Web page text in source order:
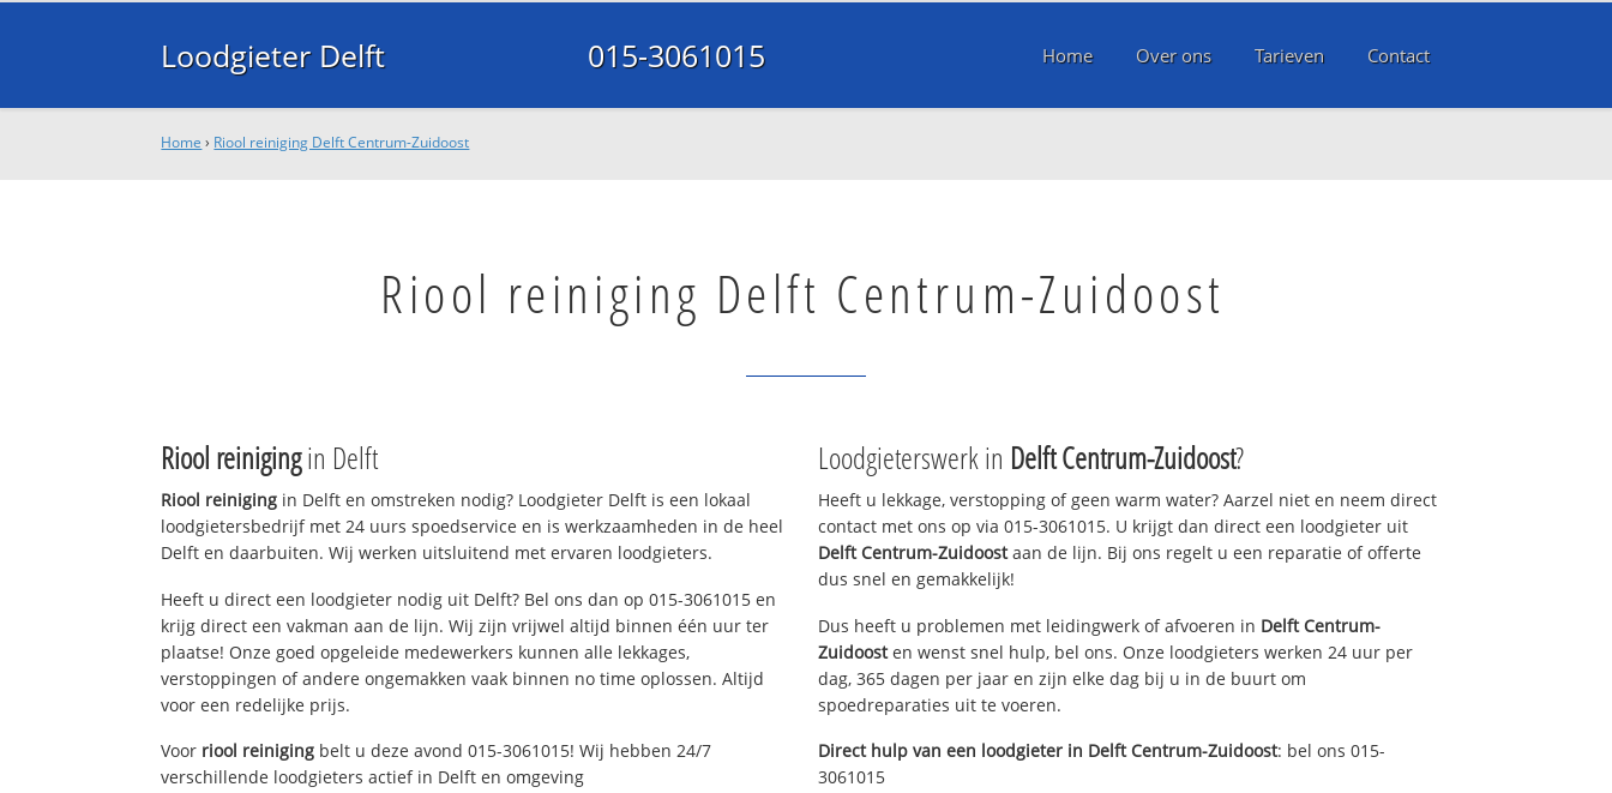
Loodgieter Delft 015-3061015 Home Over ons Tarieven Contact
Home › Riool reiniging Delft Centrum-Zuidoost
Riool reiniging Delft Centrum-Zuidoost
Riool reinigingin Delft
Riool reiniging in Delft en omstreken nodig? Loodgieter Delft is een lokaal
loodgietersbedrijf met 24 uurs spoedservice en is werkzaamheden in de heel
Delft en daarbuiten. Wij werken uitsluitend met ervaren loodgieters.
Heeft u direct een loodgieter nodig uit Delft? Bel ons dan op 015-3061015 en
krijg direct een vakman aan de lijn. Wij zijn vrijwel altijd binnen één uur ter
plaatse! Onze goed opgeleide medewerkers kunnen alle lekkages,
verstoppingen of andere ongemakken vaak binnen no time oplossen. Altijd
voor een redelijke prijs.
Voor riool reiniging belt u deze avond 015-3061015! Wij hebben 24/7
verschillende loodgieters actief in Delft en omgeving
Loodgieterswerk in Delft Centrum-Zuidoost?
Heeft u lekkage, verstopping of geen warm water? Aarzel niet en neem direct
contact met ons op via 015-3061015. U krijgt dan direct een loodgieter uit
Delft Centrum-Zuidoostaan de lijn. Bij ons regelt u een reparatie of offerte
dus snel en gemakkelijk!
Dus heeft u problemen met leidingwerk of afvoeren in Delft Centrum-
Zuidoosten wenst snel hulp, bel ons. Onze loodgieters werken 24 uur per
dag, 365 dagen per jaar en zijn elke dag bij u in de buurt om
spoedreparaties uit te voeren.
Direct hulp van een loodgieter in Delft Centrum-Zuidoost: bel ons 015-
3061015